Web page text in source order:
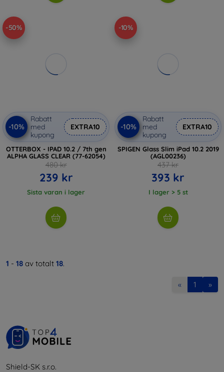
-50%
-10%
Rabatt
med
kupong
EXTRA10
OTTERBOX - IPAD 10.2 / 7th gen
ALPHA GLASS CLEAR (77-62054)
480 kr
239 kr
Sista varan i lager
-10%
-10%
Rabatt
med
kupong
EXTRA10
SPIGEN Glass Slim iPad 10.2 2019
(AGL00236)
437 kr
393 kr
I lager > 5 st
1 - 18 av totalt 18.
« 1 »
Shield-SK s.r.o.